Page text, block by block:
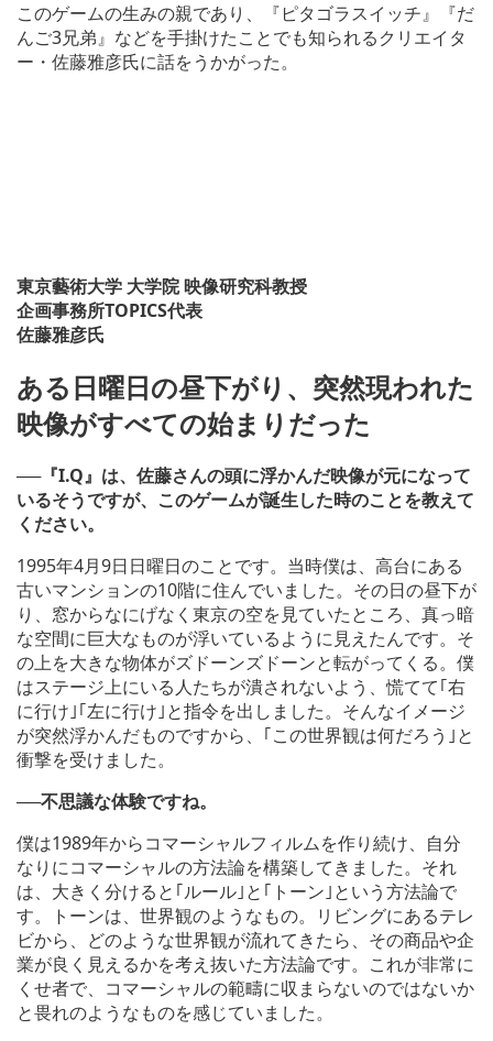
このゲームの生みの親であり、『ピタゴラスイッチ』『だ
んご3兄弟』などを手掛けたことでも知られるクリエイタ
ー・佐藤雅彦氏に話をうかがった。
東京藝術大学 大学院 映像研究科教授
企画事務所TOPICS代表
佐藤雅彦氏
ある日曜日の昼下がり、突然現われた
映像がすべての始まりだった
──『I.Q』は、佐藤さんの頭に浮かんだ映像が元になって
いるそうですが、このゲームが誕生した時のことを教えて
ください。
1995年4月9日日曜日のことです。当時僕は、高台にある
古いマンションの10階に住んでいました。その日の昼下が
り、窓からなにげなく東京の空を見ていたところ、真っ暗
な空間に巨大なものが浮いているように見えたんです。そ
の上を大きな物体がズドーンズドーンと転がってくる。僕
はステージ上にいる人たちが潰されないよう、慌てて｢右
に行け｣｢左に行け｣と指令を出しました。そんなイメージ
が突然浮かんだものですから、｢この世界観は何だろう｣と
衝撃を受けました。
──不思議な体験ですね。
僕は1989年からコマーシャルフィルムを作り続け、自分
なりにコマーシャルの方法論を構築してきました。それ
は、大きく分けると｢ルール｣と｢トーン｣という方法論で
す。トーンは、世界観のようなもの。リビングにあるテレ
ビから、どのような世界観が流れてきたら、その商品や企
業が良く見えるかを考え抜いた方法論です。これが非常に
くせ者で、コマーシャルの範疇に収まらないのではないか
と畏れのようなものを感じていました。